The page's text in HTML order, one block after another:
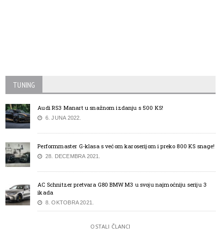
TUNING
Audi RS3 Manart u snažnom izdanju s 500 KS!
6. JUNA 2022.
Performmaster G-klasa s većom karoserijom i preko 800 KS snage!
28. DECEMBRA 2021.
AC Schnitzer pretvara G80 BMW M3 u svoju najmoćniju seriju 3
ikada
8. OKTOBRA 2021.
OSTALI ČLANCI